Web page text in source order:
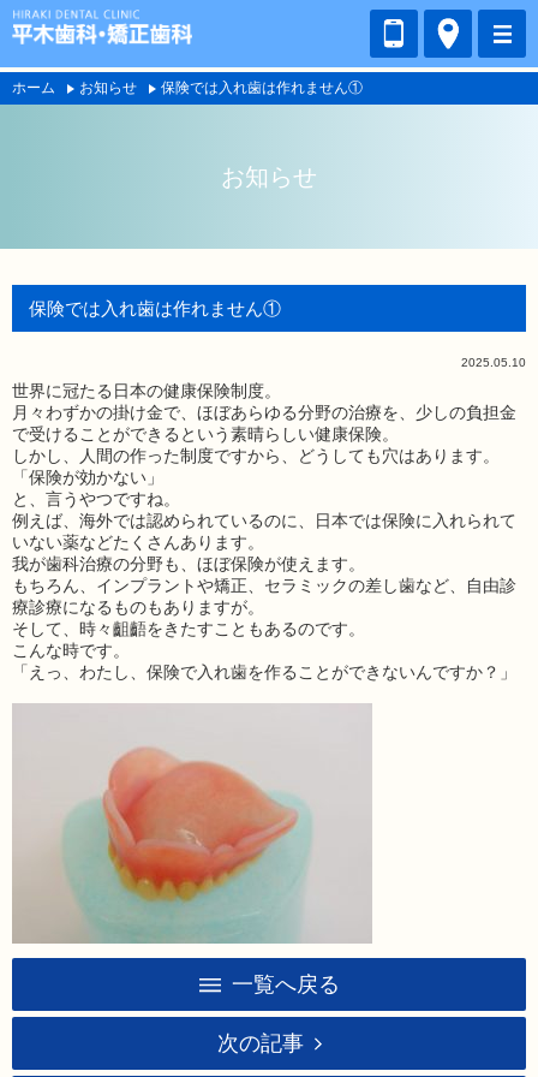
ホーム お知らせ 保険では入れ歯は作れません①
お知らせ
保険では入れ歯は作れません①
2025.05.10
世界に冠たる日本の健康保険制度。
月々わずかの掛け金で、ほぼあらゆる分野の治療を、少しの負担金
で受けることができるという素晴らしい健康保険。
しかし、人間の作った制度ですから、どうしても穴はあります。
「保険が効かない」
と、言うやつですね。
例えば、海外では認められているのに、日本では保険に入れられて
いない薬などたくさんあります。
我が歯科治療の分野も、ほぼ保険が使えます。
もちろん、インプラントや矯正、セラミックの差し歯など、自由診
療診療になるものもありますが。
そして、時々齟齬をきたすこともあるのです。
こんな時です。
「えっ、わたし、保険で入れ歯を作ることができないんですか？」
一覧へ戻る
次の記事